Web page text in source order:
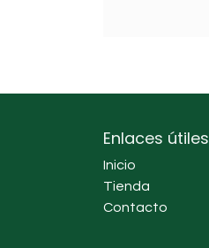
Enlaces útiles
Inicio
Tienda
Contacto